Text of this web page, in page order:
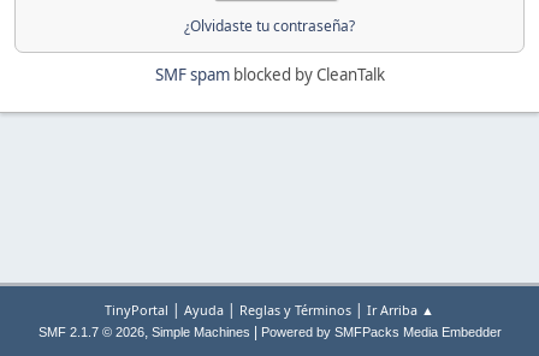
¿Olvidaste tu contraseña?
SMF spamblocked by CleanTalk
TinyPortal | Ayuda | Reglas y Términos | Ir Arriba ▲
SMF 2.1.7 © 2026, Simple Machines Powered by SMFPacks Media Embedder